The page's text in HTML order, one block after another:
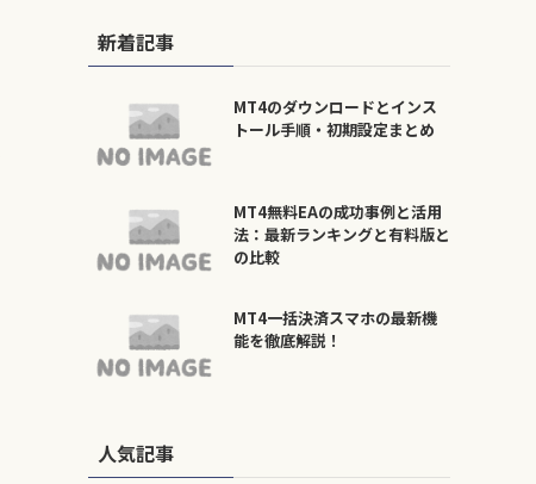
ー
新着記事
MT4のダウンロードとインス
トール手順・初期設定まとめ
MT4無料EAの成功事例と活用
法：最新ランキングと有料版と
の比較
MT4一括決済スマホの最新機
能を徹底解説！
人気記事